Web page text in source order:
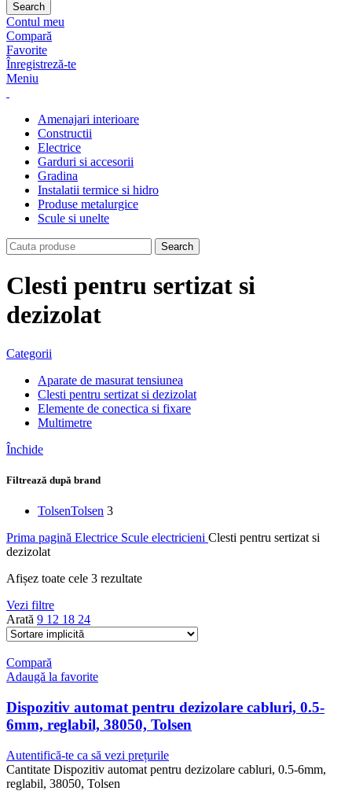
Search
Contul meu
Compară
Favorite
Înregistreză-te
Meniu
Amenajari interioare
Constructii
Electrice
Garduri si accesorii
Gradina
Instalatii termice si hidro
Produse metalurgice
Scule si unelte
Search
Clesti pentru sertizat si
dezizolat
Categorii
Aparate de masurat tensiunea
Clesti pentru sertizat si dezizolat
Elemente de conectica si fixare
Multimetre
Închide
Filtrează după brand
TolsenTolsen 3
Prima pagină Electrice Scule electricieni Clesti pentru sertizat si
dezizolat
Afișez toate cele 3 rezultate
Vezi filtre
Arată 9 12 18 24
Compară
Adaugă la favorite
Dispozitiv automat pentru dezizolare cabluri, 0.5-
6mm, reglabil, 38050, Tolsen
Autentifică-te ca să vezi prețurile
Cantitate Dispozitiv automat pentru dezizolare cabluri, 0.5-6mm,
reglabil, 38050, Tolsen